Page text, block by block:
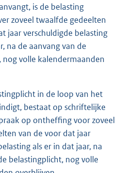
is de belasting
zoveel twaalfde gedeelten
jaar verschuldigde belasting
na de aanvang van de
nog volle kalendermaanden
in de loop van het
bestaat op schriftelijke
op ontheffing voor zoveel
van de voor dat jaar
als er in dat jaar, na
belastingplicht, nog volle